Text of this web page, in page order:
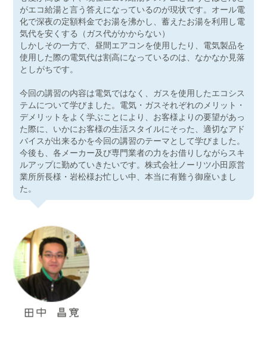
がエコ給湯と言う答えになっているのが現状です。オール電
化で深夜の定額料金でお湯を沸かし、蓄えたお湯を利用し電
気代を安くする（ガス代がかからない）
しかしその一方で、昼間エアコンを使用したり、電気製品を
使用した際の電気代は割高になっているのは、なかなか見落
としがちです。
今回の講習の内容は電気ではなく、ガスを使用したエコシス
テムについて学びました。電気・ガスそれぞれのメリット・
デメリットをよく学ぶことにより、お客様よりの要望があっ
た際に、いかにお客様の生活スタイルにそった、適切なアド
バイスが出来るかを今回の講習のテーマとして学びました。
今後も、各メーカー及び専門業者の力をお借りしながらスキ
ルアップに勤めていきたいです。株式会社ノーリツ小田原営
業所所長様・岩松様お忙しい中、本当に有難う御座いまし
た。